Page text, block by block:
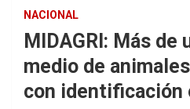
NACIONAL
MIDAGRI: Más de
medio de
con identificación